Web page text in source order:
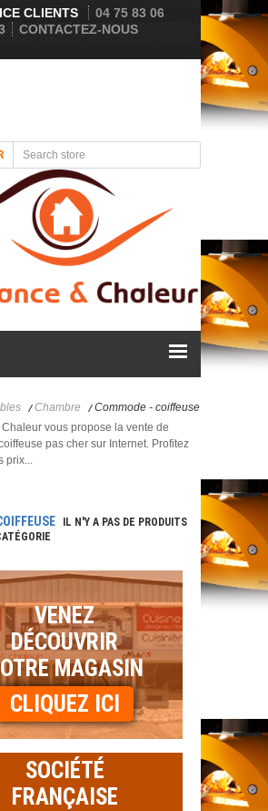
CLIENTS
04 75 83 06
CONTACTEZ-NOUS
Chambre
Commode - coiffeuse
vous propose la vente de
pas cher sur Internet. Profitez
IL N'Y A PAS DE PRODUITS
VENEZ
DÉCOUVRIR
MAGASIN
CLIQUEZ ICI
SOCIÉTÉ
FRANÇAISE